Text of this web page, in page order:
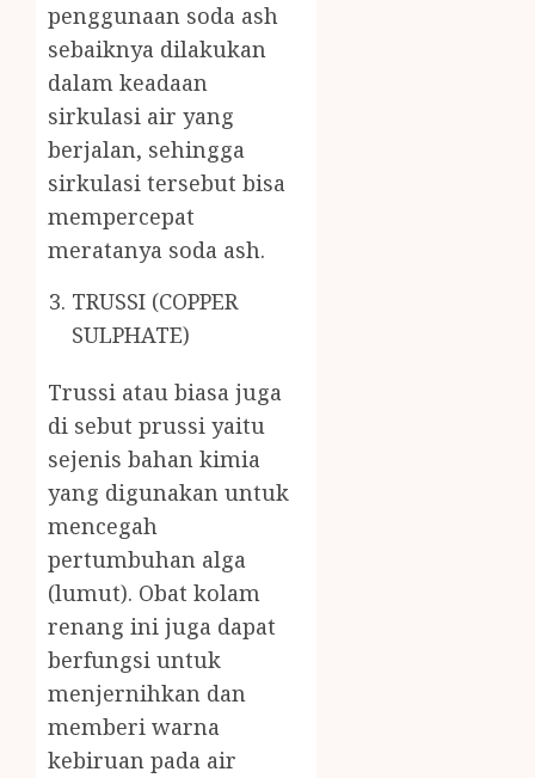
penggunaan soda ash
sebaiknya dilakukan
dalam keadaan
sirkulasi air yang
berjalan, sehingga
sirkulasi tersebut bisa
mempercepat
meratanya soda ash.
TRUSSI (COPPER
SULPHATE)
Trussi atau biasa juga
di sebut prussi yaitu
sejenis bahan kimia
yang digunakan untuk
mencegah
pertumbuhan alga
(lumut). Obat kolam
renang ini juga dapat
berfungsi untuk
menjernihkan dan
memberi warna
kebiruan pada air